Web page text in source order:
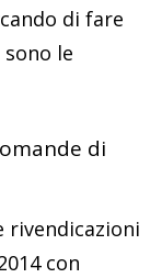
di fare
le
di
rivendicazioni
con